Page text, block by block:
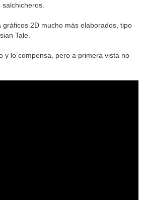
2D mucho más elaborados, tipo
Tale.
y lo compensa, pero a primera vista no